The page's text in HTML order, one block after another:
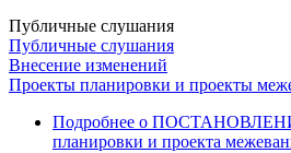
Публичные слушания
Публичные слушания
Внесение изменений
Проекты планировки и проекты
Подробнее о ПОСТАНОВЛЕНИЕ
планировки и проекта